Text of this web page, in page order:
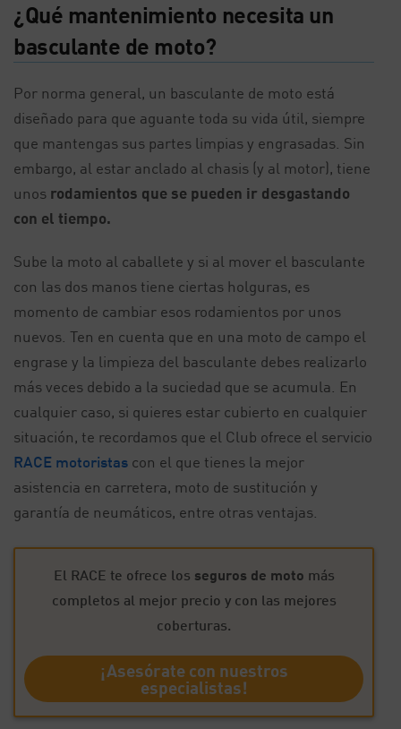
¿Qué mantenimiento necesita un
basculante de moto?
Por norma general, un basculante de moto está
diseñado para que aguante toda su vida útil, siempre
que mantengas sus partes limpias y engrasadas. Sin
embargo, al estar anclado al chasis (y al motor), tiene
unos rodamientos que se pueden ir desgastando
con el tiempo.
Sube la moto al caballete y si al mover el basculante
con las dos manos tiene ciertas holguras, es
momento de cambiar esos rodamientos por unos
nuevos. Ten en cuenta que en una moto de campo el
engrase y la limpieza del basculante debes realizarlo
más veces debido a la suciedad que se acumula. En
cualquier caso, si quieres estar cubierto en cualquier
situación, te recordamos que el Club ofrece el servicio
RACE motoristas con el que tienes la mejor
asistencia en carretera, moto de sustitución y
garantía de neumáticos, entre otras ventajas.
El RACE te ofrece los seguros de moto más
completos al mejor precio y con las mejores
coberturas.
¡Asesórate con nuestros
especialistas!